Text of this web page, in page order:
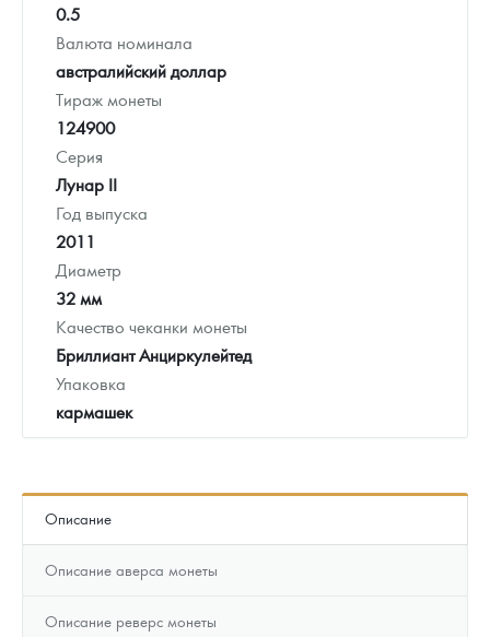
0.5
Валюта номинала
австралийский доллар
Тираж монеты
124900
Серия
Лунар II
Год выпуска
2011
Диаметр
32 мм
Качество чеканки монеты
Бриллиант Анциркулейтед
Упаковка
кармашек
Описание
Описание аверса монеты
Описание реверс монеты